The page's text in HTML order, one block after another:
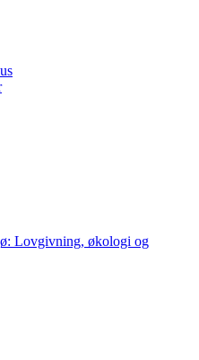
Lovgivning, økologi og